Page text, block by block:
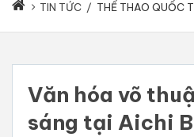
TIN TỨC / THỂ THAO QUỐC
Văn hóa võ
sáng tại Aichi